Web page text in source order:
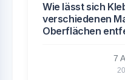
Wie lässt sich
verschiedenen
Oberflächen
7